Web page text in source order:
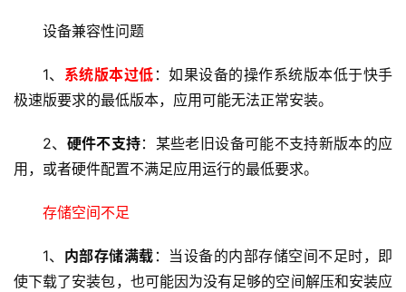
设备兼容性问题
1、 系统版本过低 ：如果设备的操作系统版本低于快手
极速版要求的最低版本，应用可能无法正常安装。
2、 硬件不支持：某些老旧设备可能不支持新版本的应
用，或者硬件配置不满足应用运行的最低要求。
存储空间不足
1、 内部存储满载 ：当设备的内部存储空间不足时，即
使下载了安装包，也可能因为没有足够的空间解压和安装应